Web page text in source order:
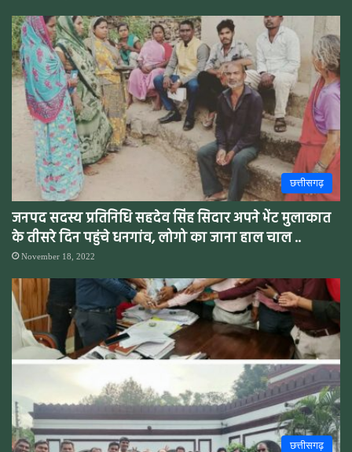
छत्तीसगढ़
जनपद सदस्य प्रतिनिधि सहदेव सिंह सिदार अपने भेंट मुलाकात
के तीसरे दिन पहुंचे धनगांव, लोगो का जाना हाल चाल ..
November 18, 2022
छत्तीसगढ़